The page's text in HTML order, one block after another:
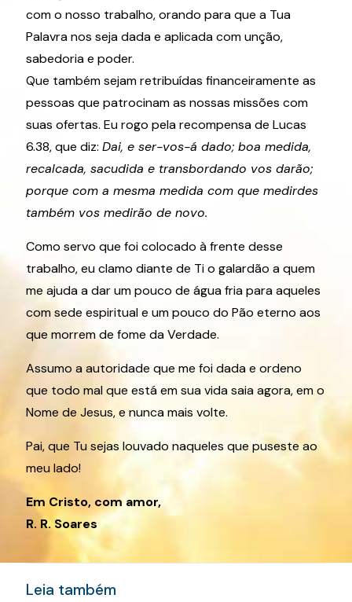
com o nosso trabalho, orando para que a Tua
Palavra nos seja dada e aplicada com unção,
sabedoria e poder.
Que também sejam retribuídas financeiramente as
pessoas que patrocinam as nossas missões com
suas ofertas. Eu rogo pela recompensa de Lucas
6.38, que diz: Dai, e ser-vos-á dado; boa medida,
recalcada, sacudida e transbordando vos darão;
porque com a mesma medida com que medirdes
também vos medirão de novo.
Como servo que foi colocado à frente desse
trabalho, eu clamo diante de Ti o galardão a quem
me ajuda a dar um pouco de água fria para aqueles
com sede espiritual e um pouco do Pão eterno aos
que morrem de fome da Verdade.
Assumo a autoridade que me foi dada e ordeno
que todo mal que está em sua vida saia agora, em o
Nome de Jesus, e nunca mais volte.
Pai, que Tu sejas louvado naqueles que puseste ao
meu lado!
Em Cristo, com amor,
R. R. Soares
Leia também